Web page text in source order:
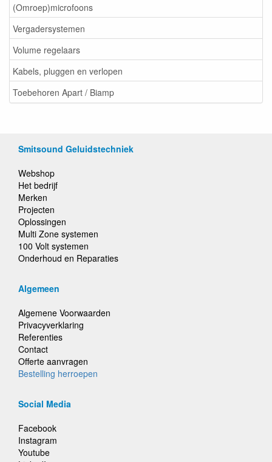
(Omroep)microfoons
Vergadersystemen
Volume regelaars
Kabels, pluggen en verlopen
Toebehoren Apart / Biamp
Smitsound Geluidstechniek
Webshop
Het bedrijf
Merken
Projecten
Oplossingen
Multi Zone systemen
100 Volt systemen
Onderhoud en Reparaties
Algemeen
Algemene Voorwaarden
Privacyverklaring
Referenties
Contact
Offerte aanvragen
Bestelling herroepen
Social Media
Facebook
Instagram
Youtube